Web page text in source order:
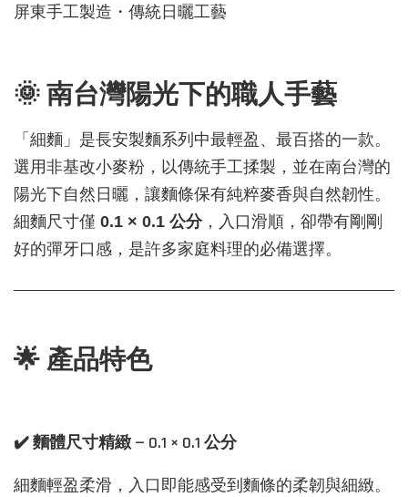
屏東手工製造・傳統日曬工藝
🌞 南台灣陽光下的職人手藝
「細麵」是長安製麵系列中最輕盈、最百搭的一款。
選用非基改小麥粉，以傳統手工揉製，並在南台灣的
陽光下自然日曬，讓麵條保有純粹麥香與自然韌性。
細麵尺寸僅 0.1 × 0.1 公分，入口滑順，卻帶有剛剛
好的彈牙口感，是許多家庭料理的必備選擇。
🌟 產品特色
✔️ 麵體尺寸精緻 — 0.1 × 0.1 公分
細麵輕盈柔滑，入口即能感受到麵條的柔韌與細緻。